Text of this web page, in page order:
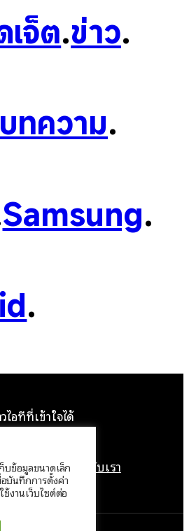
จ็ต.ข่าว.
บทความ.
Samsung.
.
ไอทีที่เข้าใจได้
อเราลิขสิทธิ์เกี่ยวกับเรา
ยข้อมูลส่วนบุคคล
บข้อมูลขนาดเล็ก
บันทึกการตั้งค่า
งานเว็บไซต์ต่อ